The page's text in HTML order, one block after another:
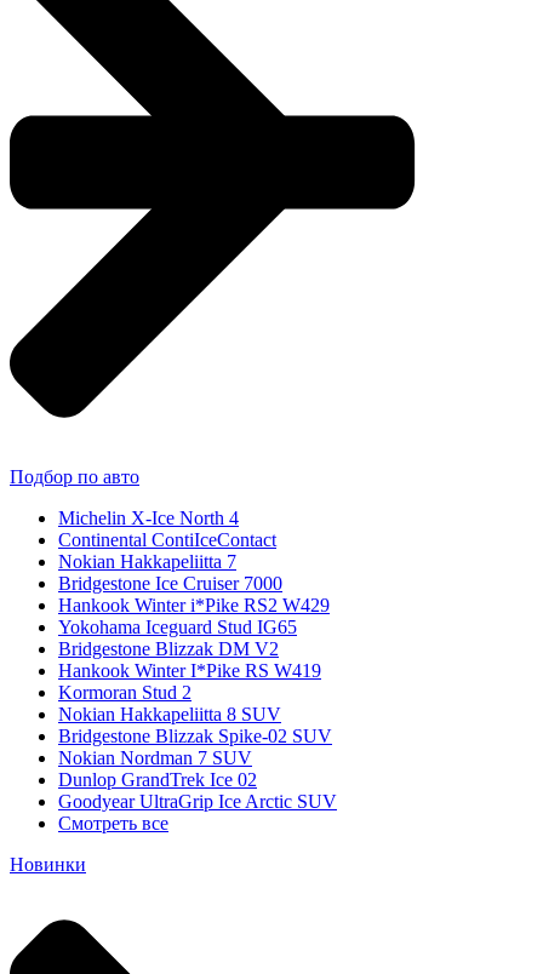
Подбор по авто
Michelin X-Ice North 4
Continental ContiIceContact
Nokian Hakkapeliitta 7
Bridgestone Ice Cruiser 7000
Hankook Winter i*Pike RS2 W429
Yokohama Iceguard Stud IG65
Bridgestone Blizzak DM V2
Hankook Winter I*Pike RS W419
Kormoran Stud 2
Nokian Hakkapeliitta 8 SUV
Bridgestone Blizzak Spike-02 SUV
Nokian Nordman 7 SUV
Dunlop GrandTrek Ice 02
Goodyear UltraGrip Ice Arctic SUV
Смотреть все
Новинки